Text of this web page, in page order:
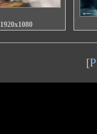
1920x1080
[